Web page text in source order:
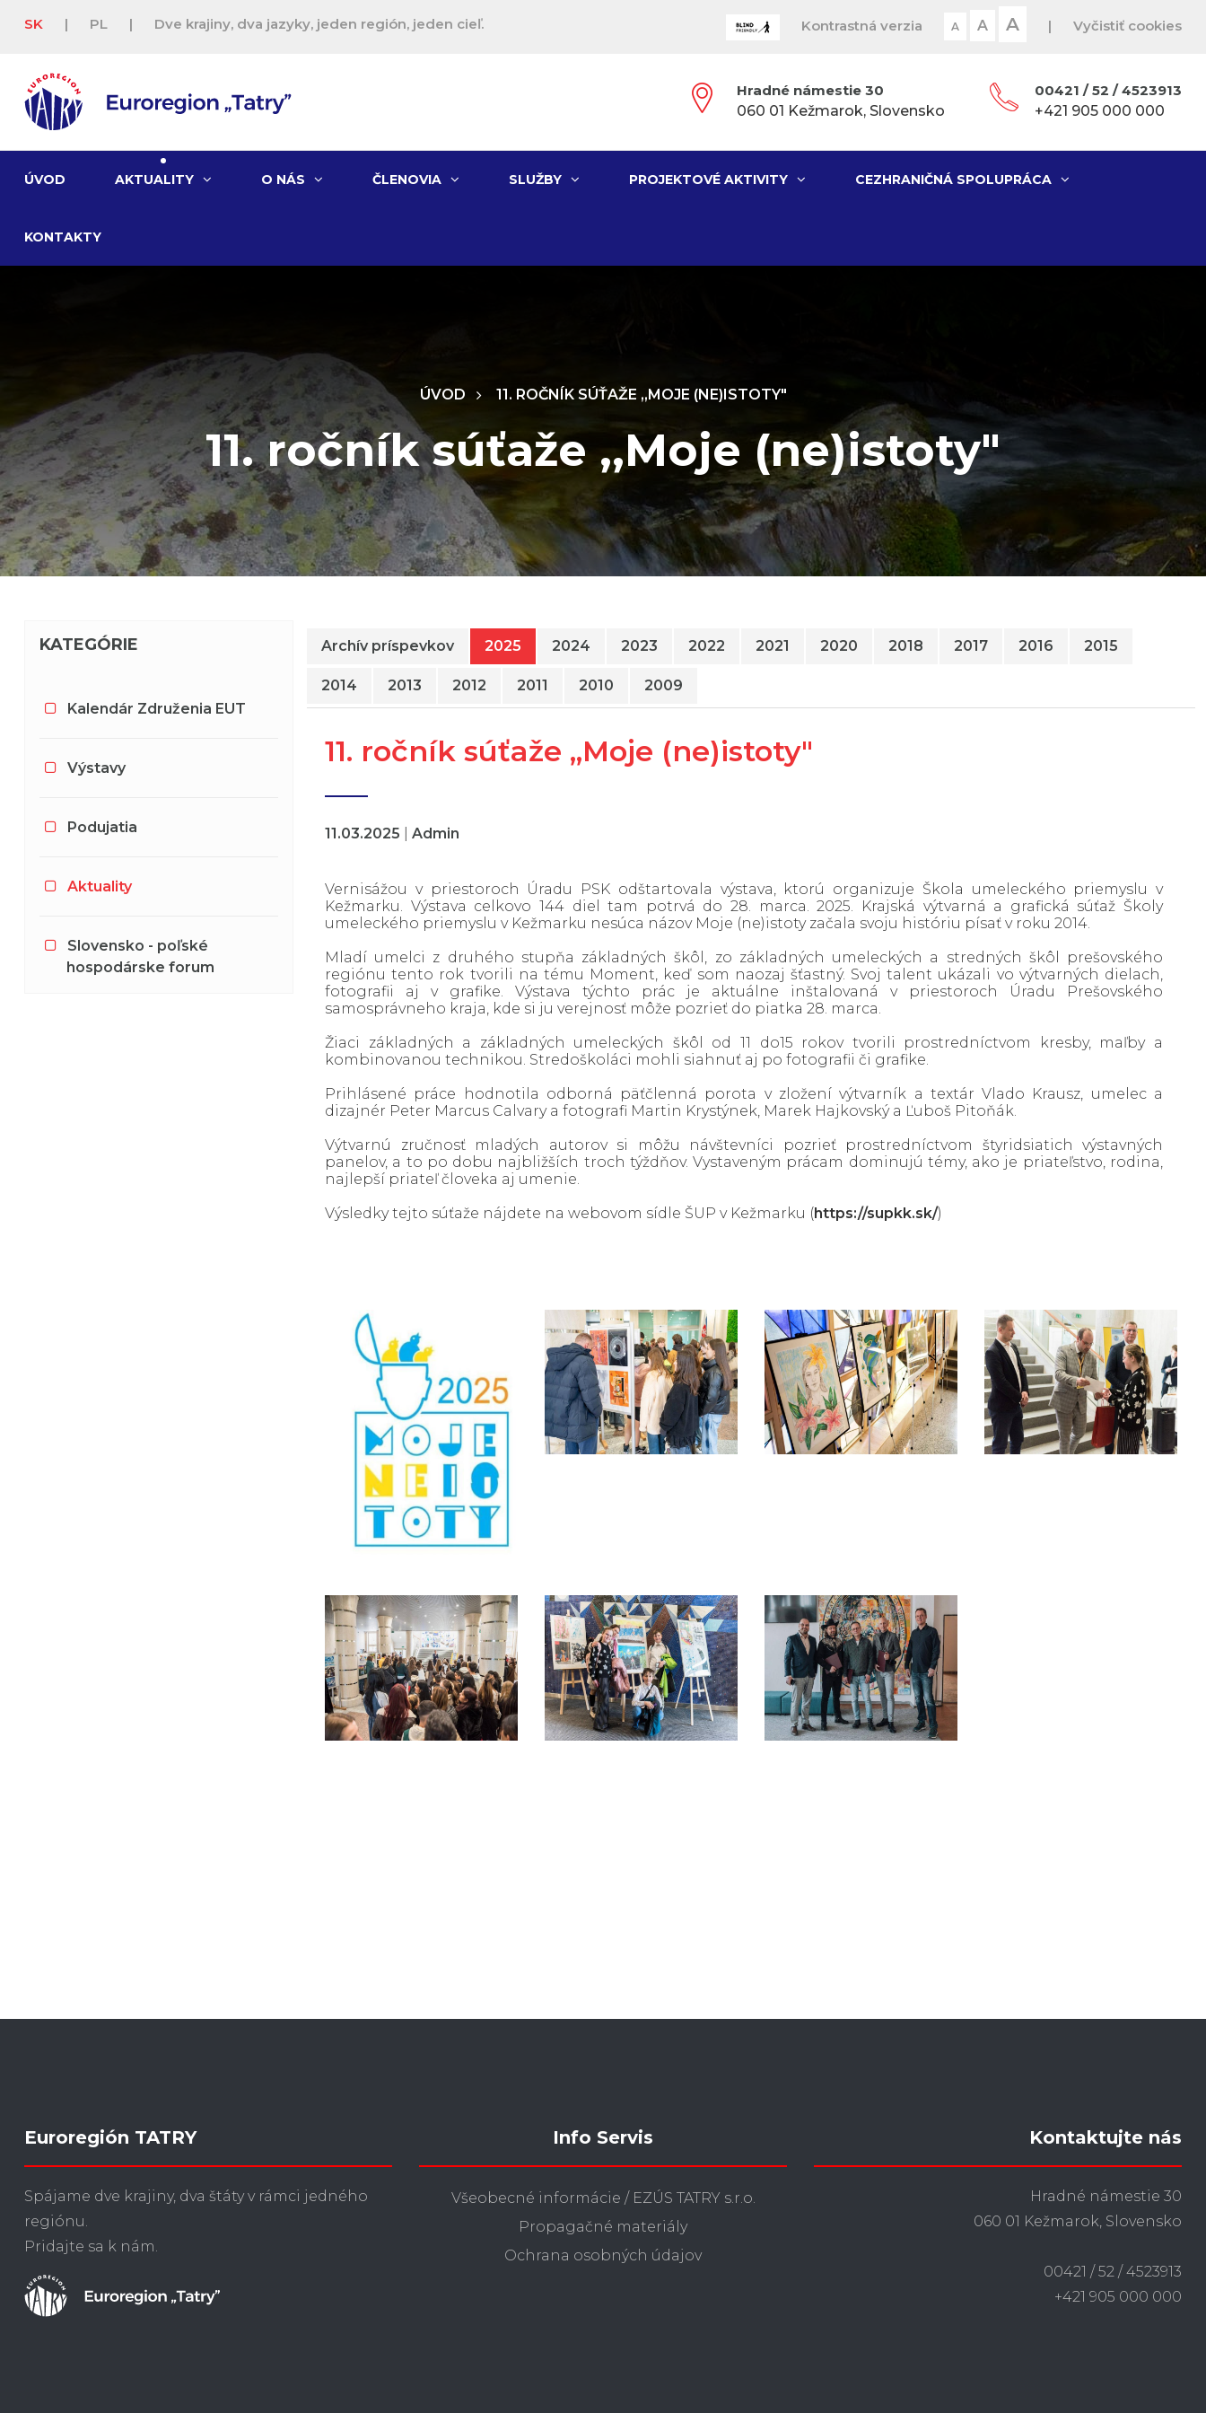
SK | PL | Dve krajiny, dva jazyky, jeden región, jeden cieľ. Kontrastná verzia A A A | Vyčistiť cookies
Hradné námestie 30
060 01 Kežmarok, Slovensko
00421 / 52 / 4523913
+421 905 000 000
ÚVOD AKTUALITY O NÁS ČLENOVIA SLUŽBY PROJEKTOVÉ AKTIVITY CEZHRANIČNÁ SPOLUPRÁCA
KONTAKTY
ÚVOD 11. ROČNÍK SÚŤAŽE ,,MOJE (NE)ISTOTY"
11. ročník súťaže ,,Moje (ne)istoty"
KATEGÓRIE
Kalendár Združenia EUT
Výstavy
Podujatia
Aktuality
Slovensko - poľské
hospodárske forum
Archív príspevkov 2025 2024 2023 2022 2021 2020 2018 2017 2016 2015
2014 2013 2012 2011 2010 2009
11. ročník súťaže ,,Moje (ne)istoty"
11.03.2025 Admin
Vernisážou v priestoroch Úradu PSK odštartovala výstava, ktorú organizuje Škola umeleckého priemyslu v
Kežmarku. Výstava celkovo 144 diel tam potrvá do 28. marca. 2025. Krajská výtvarná a grafická súťaž Školy
umeleckého priemyslu v Kežmarku nesúca názov Moje (ne)istoty začala svoju históriu písať v roku 2014.
Mladí umelci z druhého stupňa základných škôl, zo základných umeleckých a stredných škôl prešovského
regiónu tento rok tvorili na tému Moment, keď som naozaj šťastný. Svoj talent ukázali vo výtvarných dielach,
fotografii aj v grafike. Výstava týchto prác je aktuálne inštalovaná v priestoroch Úradu Prešovského
samosprávneho kraja, kde si ju verejnosť môže pozrieť do piatka 28. marca.
Žiaci základných a základných umeleckých škôl od 11 do15 rokov tvorili prostredníctvom kresby, maľby a
kombinovanou technikou. Stredoškoláci mohli siahnuť aj po fotografii či grafike.
Prihlásené práce hodnotila odborná päťčlenná porota v zložení výtvarník a textár Vlado Krausz, umelec a
dizajnér Peter Marcus Calvary a fotografi Martin Krystýnek, Marek Hajkovský a Ľuboš Pitoňák.
Výtvarnú zručnosť mladých autorov si môžu návštevníci pozrieť prostredníctvom štyridsiatich výstavných
panelov, a to po dobu najbližších troch týždňov. Vystaveným prácam dominujú témy, ako je priateľstvo, rodina,
najlepší priateľ človeka aj umenie.
Výsledky tejto súťaže nájdete na webovom sídle ŠUP v Kežmarku (https://supkk.sk/)
Euroregión TATRY
Spájame dve krajiny, dva štáty v rámci jedného
regiónu.
Pridajte sa k nám.
Info Servis
Všeobecné informácie / EZÚS TATRY s.r.o.
Propagačné materiály
Ochrana osobných údajov
Kontaktujte nás
Hradné námestie 30
060 01 Kežmarok, Slovensko
00421 / 52 / 4523913
+421 905 000 000